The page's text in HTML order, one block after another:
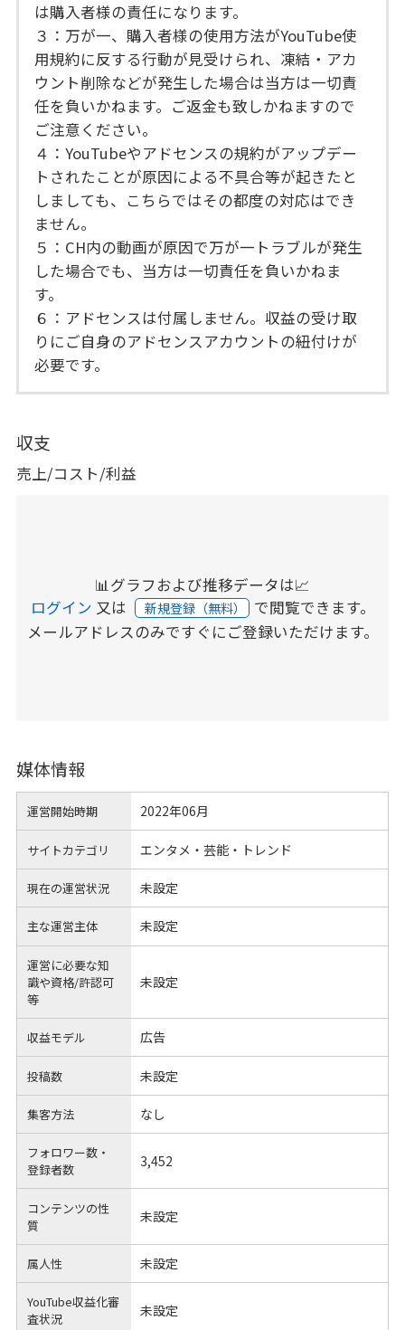
は購入者様の責任になります。
３：万が一、購入者様の使用方法がYouTube使
用規約に反する行動が見受けられ、凍結・アカ
ウント削除などが発生した場合は当方は一切責
任を負いかねます。ご返金も致しかねますので
ご注意ください。
４：YouTubeやアドセンスの規約がアップデー
トされたことが原因による不具合等が起きたと
しましても、こちらではその都度の対応はでき
ません。
５：CH内の動画が原因で万が一トラブルが発生
した場合でも、当方は一切責任を負いかねま
す。
６：アドセンスは付属しません。収益の受け取
りにご自身のアドセンスアカウントの紐付けが
必要です。
収支
売上/コスト/利益
📊グラフおよび推移データは📈
ログイン 又は 新規登録（無料） で閲覧できます。
メールアドレスのみですぐにご登録いただけます。
媒体情報
運営開始時期 2022年06月
サイトカテゴリ エンタメ・芸能・トレンド
現在の運営状況 未設定
主な運営主体 未設定
運営に必要な知
識や資格/許認可
等
未設定
収益モデル 広告
投稿数 未設定
集客方法 なし
フォロワー数・
登録者数
3,452
コンテンツの性
質
未設定
属人性 未設定
YouTube収益化審
査状況
未設定